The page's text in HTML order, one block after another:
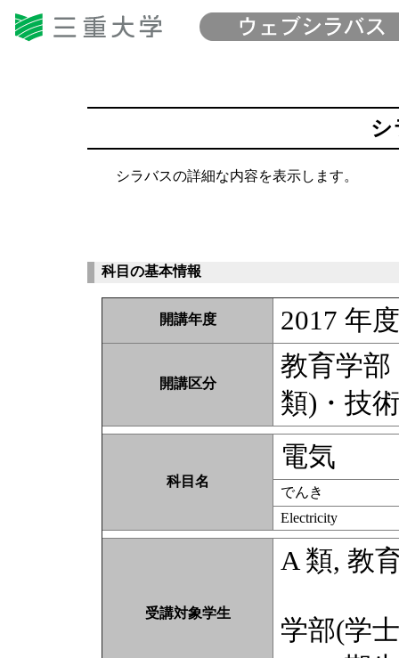
シ
シラバスの詳細な内容を表示します。
科目の基本情報
開講年度 2017 年度
開講区分
教育学
類)・技術
科目名
電気
でんき
Electricity
受講対象学生
A 類, 教
学部(学